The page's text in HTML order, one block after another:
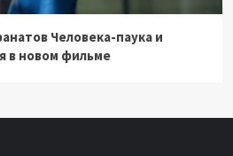
Человека-паука и
в новом фильме